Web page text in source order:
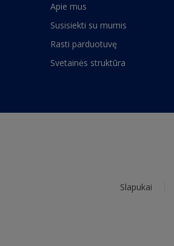
Apie mus
Susisiekti su mumis
Rasti parduotuvę
Svetainės struktūra
Slapukai